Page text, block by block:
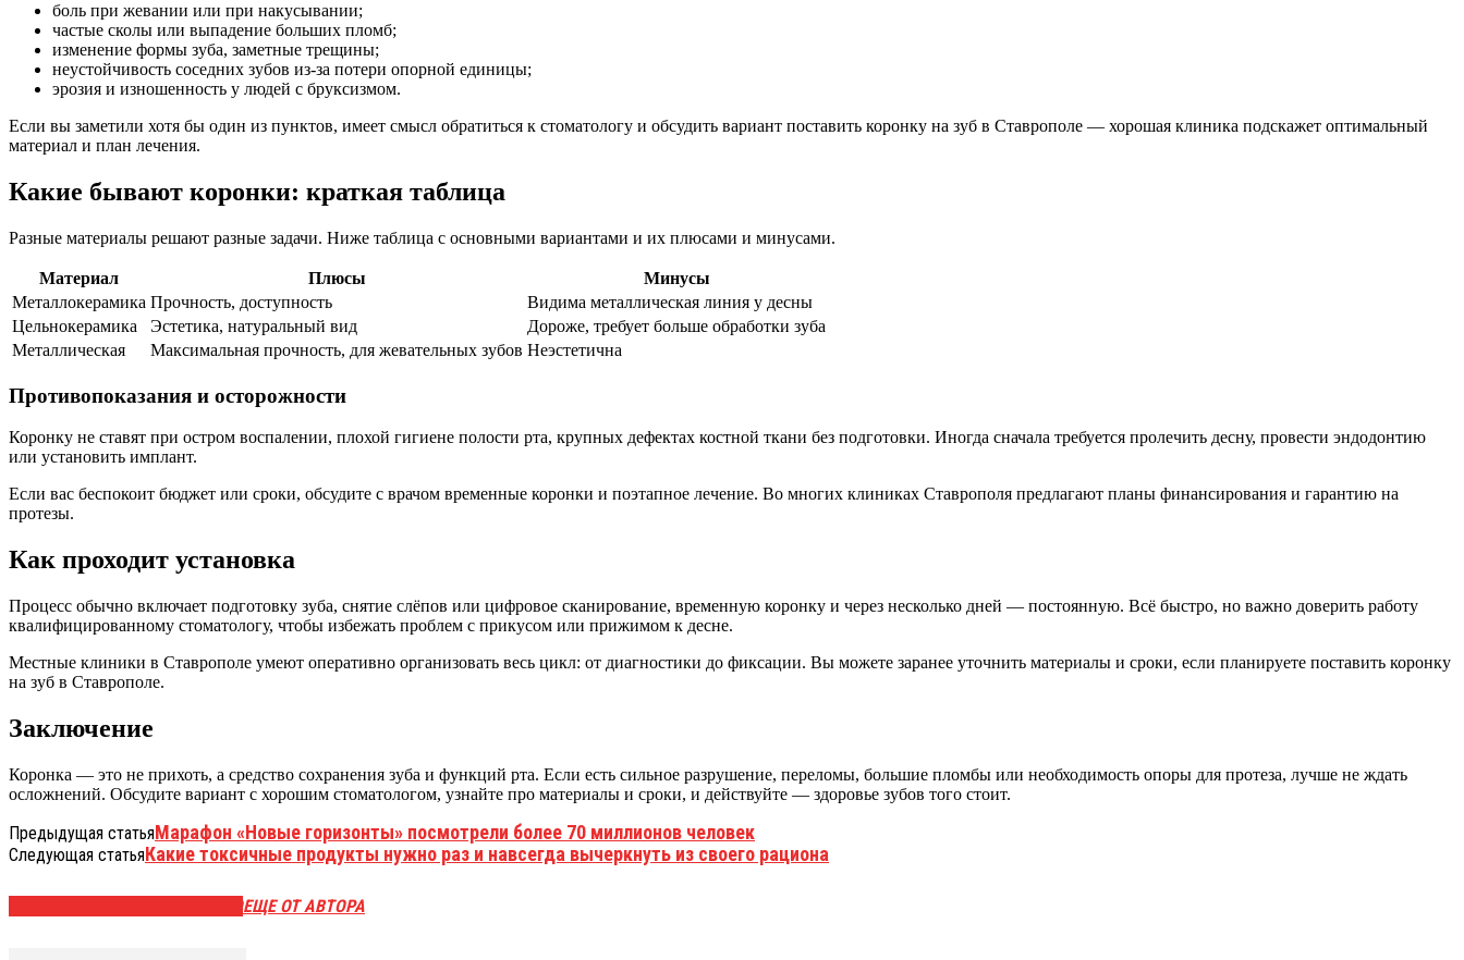
боль при жевании или при накусывании;
частые сколы или выпадение больших пломб;
изменение формы зуба, заметные трещины;
неустойчивость соседних зубов из-за потери опорной единицы;
эрозия и изношенность у людей с бруксизмом.
Если вы заметили хотя бы один из пунктов, имеет смысл обратиться к стоматологу и обсудить вариант поставить коронку на зуб в Ставрополе — хорошая клиника подскажет оптимальный
материал и план лечения.
Какие бывают коронки: краткая таблица
Разные материалы решают разные задачи. Ниже таблица с основными вариантами и их плюсами и минусами.
Материал Плюсы
Минусы
Металлокерамика Прочность, доступность
Видима металлическая линия у десны
Цельнокерамика
Эстетика, натуральный вид
Дороже, требует больше обработки зуба
Металлическая
Максимальная прочность, для жевательных зубов Неэстетична
Противопоказания и осторожности
Коронку не ставят при остром воспалении, плохой гигиене полости рта, крупных дефектах костной ткани без подготовки. Иногда сначала требуется пролечить десну, провести эндодонтию
или установить имплант.
Если вас беспокоит бюджет или сроки, обсудите с врачом временные коронки и поэтапное лечение. Во многих клиниках Ставрополя предлагают планы финансирования и гарантию на
протезы.
Как проходит установка
Процесс обычно включает подготовку зуба, снятие слёпов или цифровое сканирование, временную коронку и через несколько дней — постоянную. Всё быстро, но важно доверить работу
квалифицированному стоматологу, чтобы избежать проблем с прикусом или прижимом к десне.
Местные клиники в Ставрополе умеют оперативно организовать весь цикл: от диагностики до фиксации. Вы можете заранее уточнить материалы и сроки, если планируете поставить коронку
на зуб в Ставрополе.
Заключение
Коронка — это не прихоть, а средство сохранения зуба и функций рта. Если есть сильное разрушение, переломы, большие пломбы или необходимость опоры для протеза, лучше не ждать
осложнений. Обсудите вариант с хорошим стоматологом, узнайте про материалы и сроки, и действуйте — здоровье зубов того стоит.
Предыдущая статьяМарафон «Новые горизонты» посмотрели более 70 миллионов человек
Следующая статьяКакие токсичные продукты нужно раз и навсегда вычеркнуть из своего рациона
ЕЩЕ ОТ АВТОРА